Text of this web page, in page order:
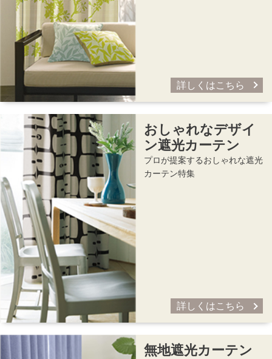
詳しくはこちら
おしゃれなデザイ
ン遮光カーテン
プロが提案するおしゃれな遮光
カーテン特集
詳しくはこちら
無地遮光カーテン